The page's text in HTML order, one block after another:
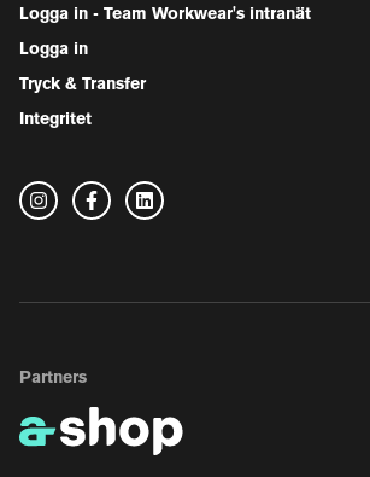
Logga in - Team Workwear's intranät
Logga in
Tryck & Transfer
Integritet
Partners